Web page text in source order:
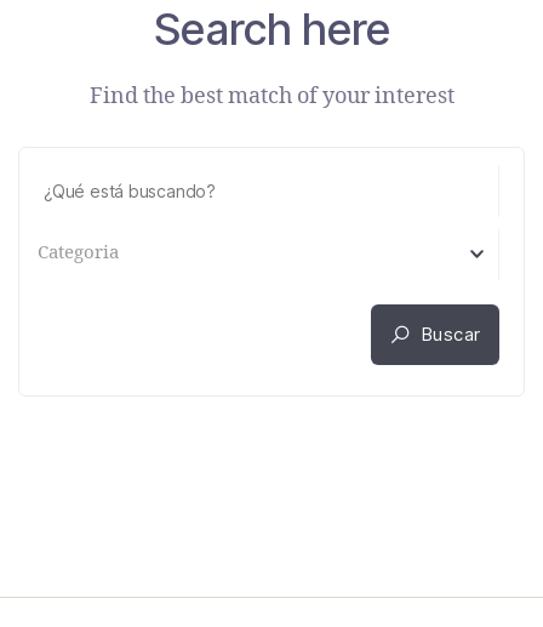
Search here
Find the best match of your interest
Categoria
Buscar